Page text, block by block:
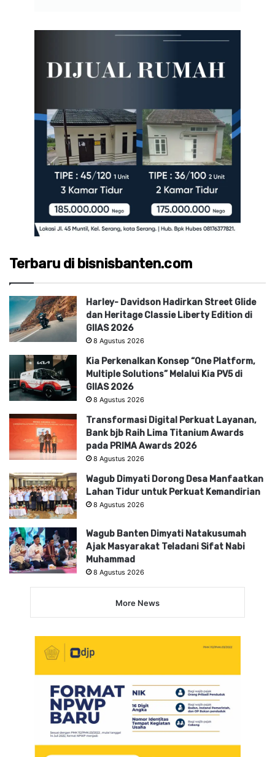
Terbaru di bisnisbanten.com
Harley- Davidson Hadirkan Street Glide
dan Heritage Classie Liberty Edition di
GIIAS 2026
8 Agustus 2026
Kia Perkenalkan Konsep “One Platform,
Multiple Solutions” Melalui Kia PV5 di
GIIAS 2026
8 Agustus 2026
Transformasi Digital Perkuat Layanan,
Bank bjb Raih Lima Titanium Awards
pada PRIMA Awards 2026
8 Agustus 2026
Wagub Dimyati Dorong Desa Manfaatkan
Lahan Tidur untuk Perkuat Kemandirian
8 Agustus 2026
Wagub Banten Dimyati Natakusumah
Ajak Masyarakat Teladani Sifat Nabi
Muhammad
8 Agustus 2026
More News